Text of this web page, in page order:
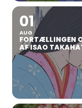
01
AUG
FORTÆLLINGEN
AF ISAO